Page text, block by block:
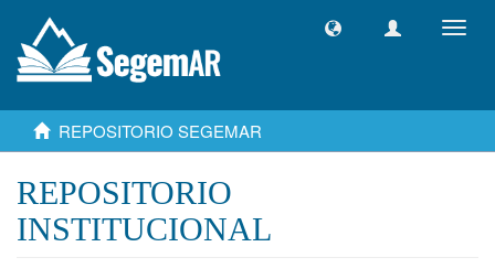
REPOSITORIO SEGEMAR
REPOSITORIO
INSTITUCIONAL